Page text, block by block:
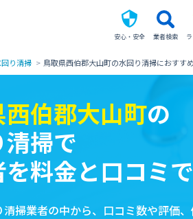
安心・安全 業者検索
り清掃 鳥取県西伯郡大山町の水回り清掃におすす
西伯郡大山町の
掃で
料金と口コミ
掃業者の中から、口コミ数や評価